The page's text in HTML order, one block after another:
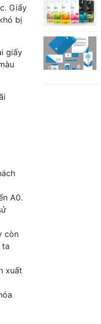
Giấy
bị
giấy
A0.
còn
ta
xuất